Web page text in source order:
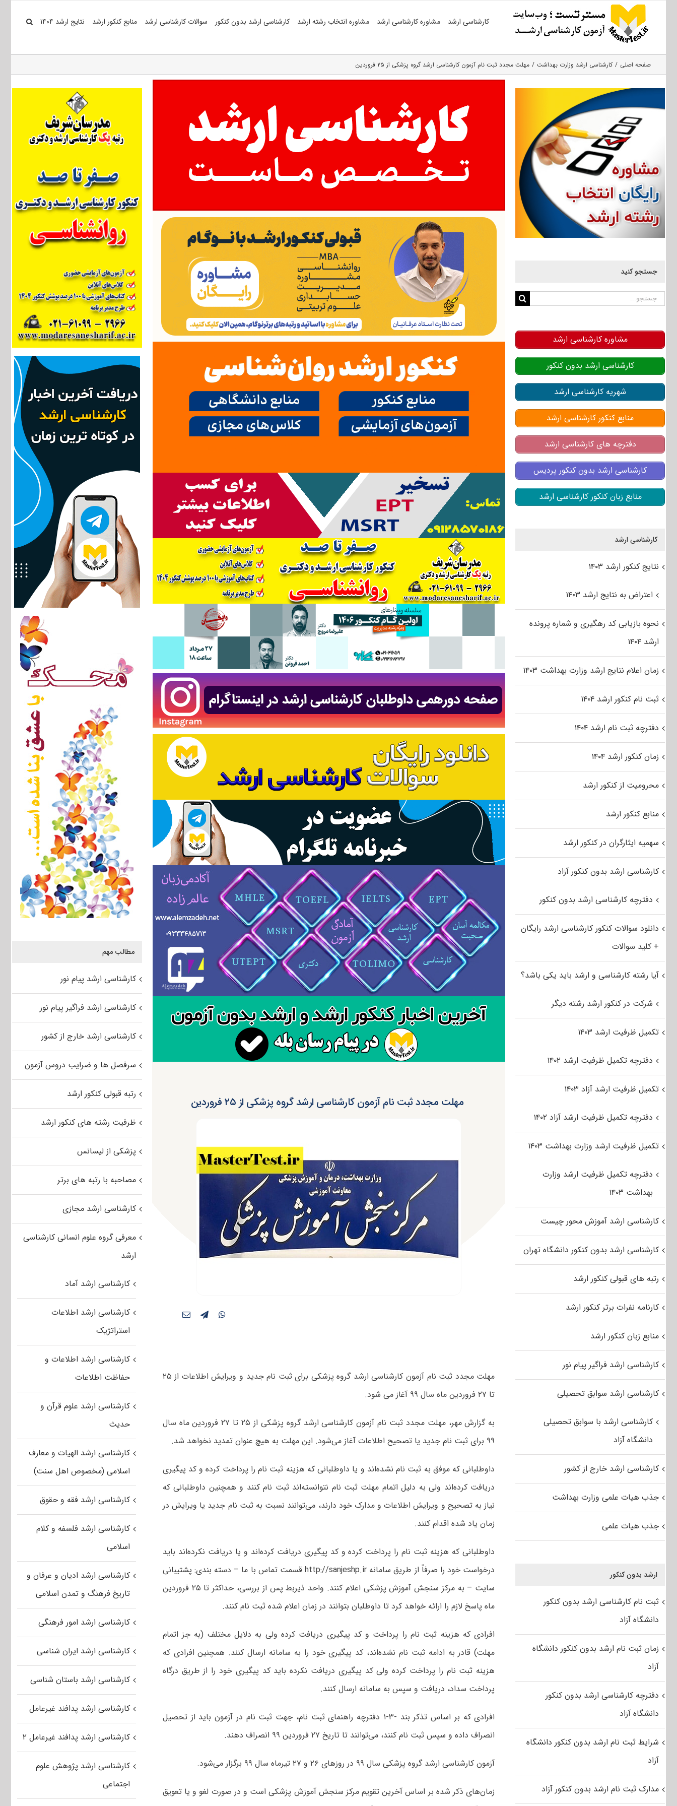
کارشناسی ارشد مشاوره کارشناسی ارشد مشاوره انتخاب رشته ارشد کارشناسی ارشد بدون کنکور سوالات کارشناسی ارشد منابع کنکور ارشد نتایج ارشد ۱۴۰۴
صفحه اصلی کارشناسی ارشد وزارت بهداشت مهلت مجدد ثبت نام آزمون کارشناسی ارشد گروه پزشکی از ۲۵ فروردین
مهلت مجدد ثبت نام آزمون کارشناسی ارشد گروه پزشکی از ۲۵ فروردین
مهلت مجدد ثبت نام آزمون کارشناسی ارشد گروه پزشکی برای ثبت نام جدید و ویرایش اطلاعات از ۲۵
تا ۲۷ فروردین ماه سال ۹۹ آغاز می شود.
به گزارش مهر، مهلت مجدد ثبت نام آزمون کارشناسی ارشد گروه پزشکی از ۲۵ تا ۲۷ فروردین ماه سال
۹۹ برای ثبت نام جدید یا تصحیح اطلاعات آغاز می‌شود. این مهلت به هیچ عنوان تمدید نخواهد شد.
داوطلبانی که موفق به ثبت نام نشده‌اند و یا داوطلبانی که هزینه ثبت نام را پرداخت کرده و کد پیگیری
دریافت کرده‌اند ولی به دلیل اتمام مهلت ثبت نام نتوانسته‌اند ثبت نام کنند و همچنین داوطلبانی که
نیاز به تصحیح و ویرایش اطلاعات و مدارک خود دارند، می‌توانند نسبت به ثبت نام جدید یا ویرایش در
زمان یاد شده اقدام کنند.
داوطلبانی که هزینه ثبت نام را پرداخت کرده و کد پیگیری دریافت کرده‌اند و یا دریافت نکرده‌اند باید
درخواست خود را صرفاً از طریق سامانه http://sanjeshp.ir قسمت تماس با ما – دسته بندی: پشتیبانی
سایت – به مرکز سنجش آموزش پزشکی اعلام کنند. واحد ذیربط پس از بررسی، حداکثر تا ۲۵ فروردین
ماه پاسخ لازم را ارائه خواهد کرد تا داوطلبان بتوانند در زمان اعلام شده ثبت نام کنند.
افرادی که هزینه ثبت نام را پرداخت و کد پیگیری دریافت کرده ولی به دلایل مختلف (به جز اتمام
مهلت) قادر به ادامه ثبت نام نشده‌اند، کد پیگیری خود را به سامانه ارسال کنند. همچنین افرادی که
هزینه ثبت نام را پرداخت کرده ولی کد پیگیری دریافت نکرده باید کد پیگیری خود را از طریق درگاه
پرداخت سداد، دریافت و سپس به سامانه ارسال کنند.
افرادی که بر اساس تذکر بند -۳-۱ دفترچه راهنمای ثبت نام، جهت ثبت نام در آزمون باید از تحصیل
انصراف داده و سپس ثبت نام کنند، می‌توانند تا تاریخ ۲۷ فروردین ۹۹ انصراف دهند.
آزمون کارشناسی ارشد گروه پزشکی سال ۹۹ در روزهای ۲۶ و ۲۷ تیرماه سال ۹۹ برگزار می‌شود.
زمان‌های ذکر شده بر اساس آخرین تقویم مرکز سنجش آموزش پزشکی است و در صورت لغو و یا تعویق
مطالب مهم
کارشناسی ارشد پیام نور
کارشناسی ارشد فراگیر پیام نور
کارشناسی ارشد خارج از کشور
سرفصل ها و ضرایب دروس آزمون
رتبه قبولی کنکور ارشد
ظرفیت رشته های کنکور ارشد
پزشکی از لیسانس
مصاحبه با رتبه های برتر
کارشناسی ارشد مجازی
معرفی گروه علوم انسانی کارشناسی
ارشد
کارشناسی ارشد آماد
کارشناسی ارشد اطلاعات
استراتژیک
کارشناسی ارشد اطلاعات و
حفاظت اطلاعات
کارشناسی ارشد علوم قرآن و
حدیث
کارشناسی ارشد الهیات و معارف
اسلامی (مخصوص اهل سنت)
کارشناسی ارشد فقه و حقوق
کارشناسی ارشد فلسفه و کلام
اسلامی
کارشناسی ارشد ادیان و عرفان و
تاریخ فرهنگ و تمدن اسلامی
کارشناسی ارشد امور فرهنگی
کارشناسی ارشد ایران شناسی
کارشناسی ارشد باستان شناسی
کارشناسی ارشد پدافند غیرعامل
کارشناسی ارشد پدافند غیرعامل ۲
کارشناسی ارشد پژوهش علوم
اجتماعی
جستجو کنید
جستجو
مشاوره کارشناسی ارشد
کارشناسی ارشد بدون کنکور
شهریه کارشناسی ارشد
منابع کنکور کارشناسی ارشد
دفترچه های کارشناسی ارشد
کارشناسی ارشد بدون کنکور پردیس
منابع زبان کنکور کارشناسی ارشد
کارشناسی ارشد
نتایج کنکور ارشد ۱۴۰۳
اعتراض به نتایج ارشد ۱۴۰۳
نحوه بازیابی کد رهگیری و شماره پرونده
ارشد ۱۴۰۴
زمان اعلام نتایج ارشد وزارت بهداشت ۱۴۰۳
ثبت نام کنکور ارشد ۱۴۰۴
دفترچه ثبت نام ارشد ۱۴۰۴
زمان کنکور ارشد ۱۴۰۴
محرومیت از کنکور ارشد
منابع کنکور ارشد
سهمیه ایثارگران در کنکور ارشد
کارشناسی ارشد بدون کنکور آزاد
دفترچه کارشناسی ارشد بدون کنکور
دانلود سوالات کنکور کارشناسی ارشد رایگان
+ کلید سوالات
آیا رشته کارشناسی و ارشد باید یکی باشد؟
شرکت در کنکور ارشد رشته دیگر
تکمیل ظرفیت ارشد ۱۴۰۳
دفترچه تکمیل ظرفیت ارشد ۱۴۰۲
تکمیل ظرفیت ارشد آزاد ۱۴۰۳
دفترچه تکمیل ظرفیت ارشد آزاد ۱۴۰۲
تکمیل ظرفیت ارشد وزارت بهداشت ۱۴۰۳
دفترچه تکمیل ظرفیت ارشد وزارت
بهداشت ۱۴۰۳
کارشناسی ارشد آموزش محور چیست
کارشناسی ارشد بدون کنکور دانشگاه تهران
رتبه های قبولی کنکور ارشد
کارنامه نفرات برتر کنکور ارشد
منابع زبان کنکور ارشد
کارشناسی ارشد فراگیر پیام نور
کارشناسی ارشد سوابق تحصیلی
کارشناسی ارشد با سوابق تحصیلی
دانشگاه آزاد
کارشناسی ارشد خارج از کشور
جذب هیات علمی وزارت بهداشت
جذب هیات علمی
ارشد بدون کنکور
ثبت نام کارشناسی ارشد بدون کنکور
دانشگاه آزاد
زمان ثبت نام ارشد بدون کنکور دانشگاه
آزاد
دفترچه کارشناسی ارشد بدون کنکور
دانشگاه آزاد
شرایط ثبت نام ارشد بدون کنکور دانشگاه
آزاد
مدارک ثبت نام ارشد بدون کنکور آزاد